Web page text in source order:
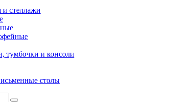
стеллажи
тумбочки и консоли
столы